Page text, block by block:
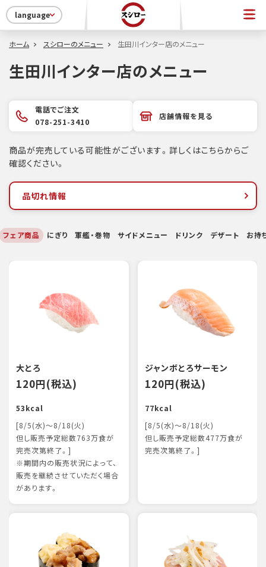
language
ホーム スシローのメニュー 生田川インター店のメニュー
生田川インター店のメニュー
電話でご注文
078-251-3410
店舗情報を見る
商品が完売している可能性がございます。詳しくはこちらからご
確認ください。
品切れ情報
フェア商品 にぎり 軍艦・巻物 サイドメニュー ドリンク デザート お持
大とろ
120円(税込)
53kcal
[8/5(水)～8/18(火)
但し販売予定総数763万食が
完売次第終了。]
※期間内の販売状況によって、
販売を継続させていただく場合
があります。
ジャンボとろサーモン
120円(税込)
77kcal
[8/5(水)～8/18(火)
但し販売予定総数477万食が
完売次第終了。]